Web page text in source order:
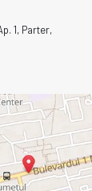
1, Parter,